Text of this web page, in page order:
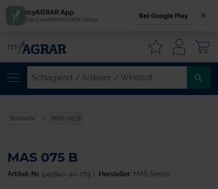
Startseite MAS 075 B
MAS 075 B
Artikel-Nr. 545840-40-cfg Hersteller:MAS Seeds
myAGRAR App
Der Landwirtschafts-Shop Bei Google Play